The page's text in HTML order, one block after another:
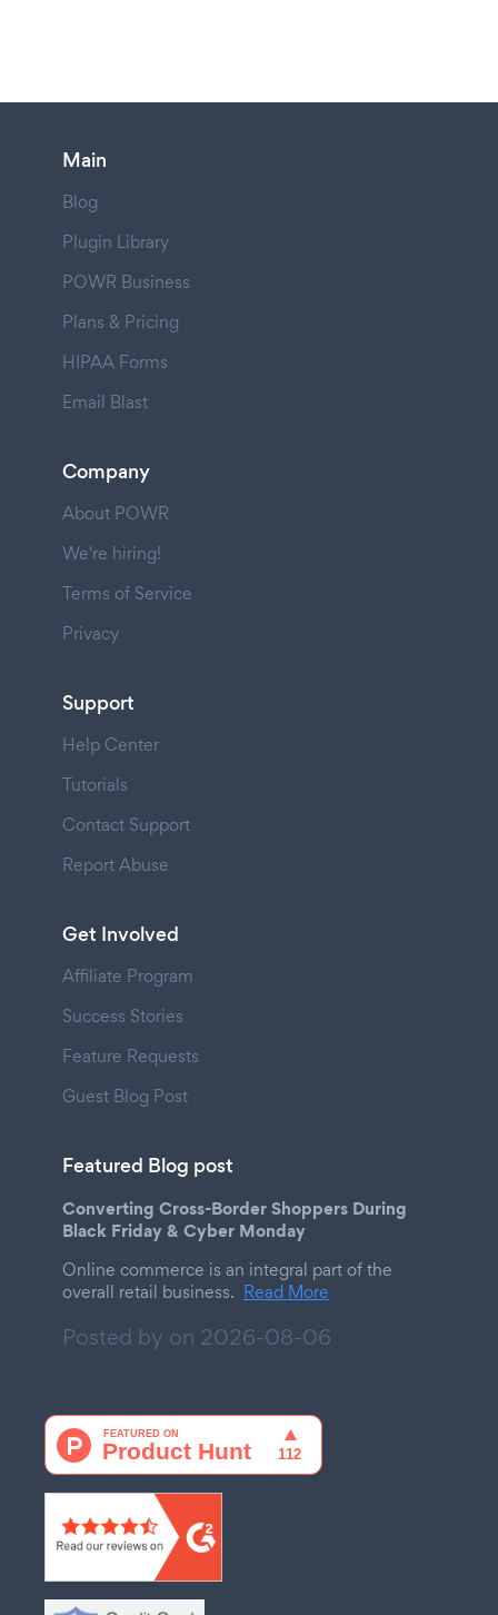
Main
Blog
Plugin Library
POWR Business
Plans & Pricing
HIPAA Forms
Email Blast
Company
About POWR
We're hiring!
Terms of Service
Privacy
Support
Help Center
Tutorials
Contact Support
Report Abuse
Get Involved
Affiliate Program
Success Stories
Feature Requests
Guest Blog Post
Featured Blog post
Converting Cross-Border Shoppers During
Black Friday & Cyber Monday
Online commerce is an integral part of the
overall retail business. Read More
Posted by on 2026-08-06